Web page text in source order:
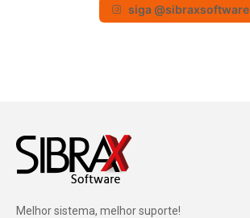
siga @sibraxsoftware
Melhor sistema, melhor suporte!